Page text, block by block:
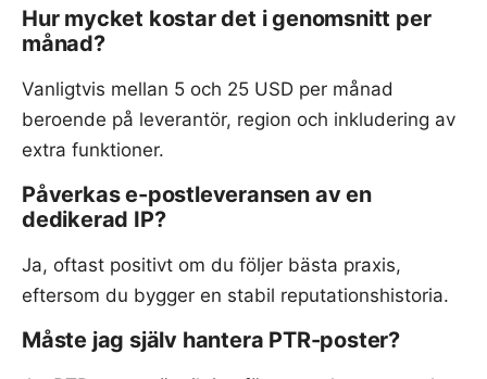
Hur mycket kostar det i genomsnitt per
månad?
Vanligtvis mellan 5 och 25 USD per månad
beroende på leverantör, region och inkludering av
extra funktioner.
Påverkas e-postleveransen av en
dedikerad IP?
Ja, oftast positivt om du följer bästa praxis,
eftersom du bygger en stabil reputationshistoria.
Måste jag själv hantera PTR-poster?